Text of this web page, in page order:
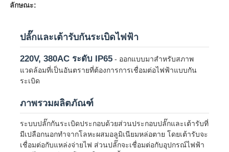
ลักษณะ:
ปลั๊กและเต้ารับกันระเบิดไฟฟ้า
220V, 380AC ระดับ IP65 - ออกแบบมาสำหรับสภาพ
แวดล้อมที่เป็นอันตรายที่ต้องการการเชื่อมต่อไฟฟ้าแบบกัน
ระเบิด
ภาพรวมผลิตภัณฑ์
ระบบปลั๊กกันระเบิดประกอบด้วยส่วนประกอบปลั๊กและเต้ารับที่
มีเปลือกนอกทำจากโลหะผสมอลูมิเนียมหล่อตาย โดยเต้ารับจะ
เชื่อมต่อกับแหล่งจ่ายไฟ ส่วนปลั๊กจะเชื่อมต่อกับอุปกรณ์ไฟฟ้า